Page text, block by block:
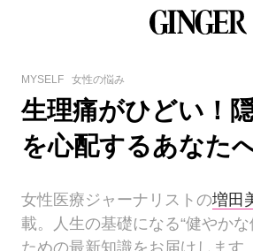
MYSELF 女性の悩み
生理痛がひどい！
を心配するあなた
女性医療ジャーナリストの増田
載。人生の基礎になる“健やかな